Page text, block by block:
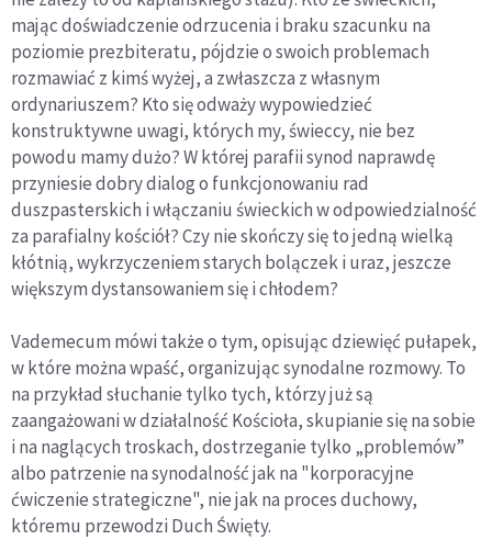
mając doświadczenie odrzucenia i braku szacunku na
poziomie prezbiteratu, pójdzie o swoich problemach
rozmawiać z kimś wyżej, a zwłaszcza z własnym
ordynariuszem? Kto się odważy wypowiedzieć
konstruktywne uwagi, których my, świeccy, nie bez
powodu mamy dużo? W której parafii synod naprawdę
przyniesie dobry dialog o funkcjonowaniu rad
duszpasterskich i włączaniu świeckich w odpowiedzialność
za parafialny kościół? Czy nie skończy się to jedną wielką
kłótnią, wykrzyczeniem starych bolączek i uraz, jeszcze
większym dystansowaniem się i chłodem?
Vademecum mówi także o tym, opisując dziewięć pułapek,
w które można wpaść, organizując synodalne rozmowy. To
na przykład słuchanie tylko tych, którzy już są
zaangażowani w działalność Kościoła, skupianie się na sobie
i na naglących troskach, dostrzeganie tylko „problemów”
albo patrzenie na synodalność jak na "korporacyjne
ćwiczenie strategiczne", nie jak na proces duchowy,
któremu przewodzi Duch Święty.